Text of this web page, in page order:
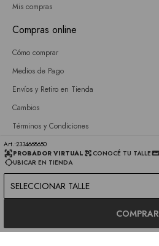
2334668650
PROBADOR VIRTUAL
CONOCÉ TU TALLE
UBICAR EN TIENDA
SELECCIONAR TALLE
COMPRAR
Mis compras
Compras online
Cómo comprar
Medios de Pago
Envíos y Retiro en Tienda
Cambios
Términos y Condiciones
GIFT CARD
Empresa
Sobre nosotros
Únete a nuestro equipo